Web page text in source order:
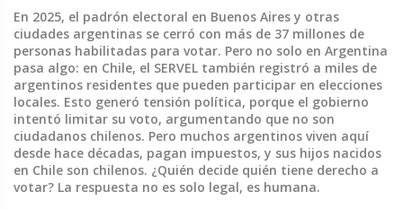
En 2025, el padrón electoral en Buenos Aires y otras
ciudades argentinas se cerró con más de 37 millones de
personas habilitadas para votar. Pero no solo en Argentina
pasa algo: en Chile, el SERVEL también registró a miles de
argentinos residentes que pueden participar en elecciones
locales. Esto generó tensión política, porque el gobierno
intentó limitar su voto, argumentando que no son
ciudadanos chilenos. Pero muchos argentinos viven aquí
desde hace décadas, pagan impuestos, y sus hijos nacidos
en Chile son chilenos. ¿Quién decide quién tiene derecho a
votar? La respuesta no es solo legal, es humana.